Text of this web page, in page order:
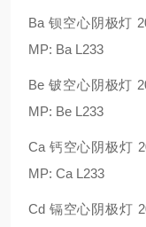
Ba 钡空心阴极灯
MP: Ba L233
Be 铍空心阴极灯
MP: Be L233
Ca 钙空心阴极灯
MP: Ca L233
Cd 镉空心阴极灯